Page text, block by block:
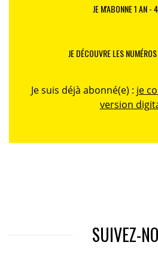
JE M'ABONNE 1 AN -
JE DÉCOUVRE LES
Je suis déjà abonné(e) : je
version
SUIVEZ-